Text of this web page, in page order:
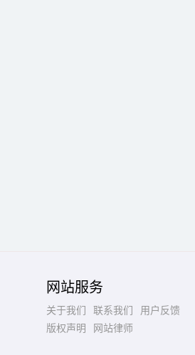
网站服务
关于我们 联系我们
用户反馈
版权声明
网站律师